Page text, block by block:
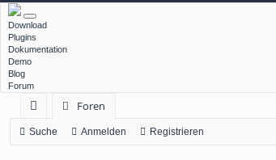
Download
Plugins
Dokumentation
Demo
Blog
Forum
ch
Foren
Suche Anmelden Registrieren